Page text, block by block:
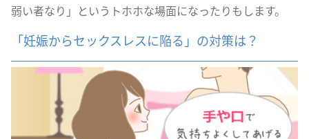
弱い者なり」というトホホな場面になったりもします。
「妊娠からセックスレスに陥る」の対策は？